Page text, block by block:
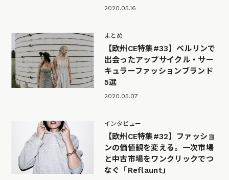
2020.05.16
まとめ
【欧州CE特集#33】ベルリンで
出会ったアップサイクル・サー
キュラーファッションブランド
5選
2020.05.07
インタビュー
【欧州CE特集#32】ファッショ
ンの価値観を変える。一次市場
と中古市場をワンクリックでつ
なぐ「Reflaunt」